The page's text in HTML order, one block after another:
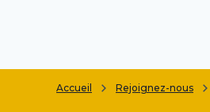
Accueil Rejoignez-nous